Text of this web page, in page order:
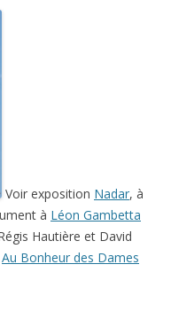
Voir exposition Nadar, à
à Léon Gambetta
Hautière et David
Au Bonheur des Dames